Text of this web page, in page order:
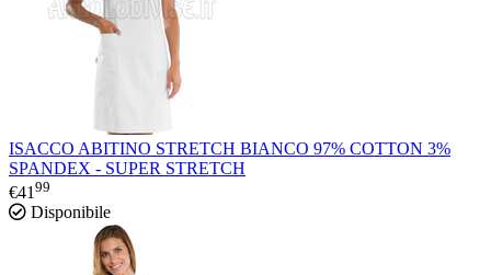
ISACCO ABITINO STRETCH BIANCO 97% COTTON 3%
SPANDEX - SUPER STRETCH
€41 99
Disponibile